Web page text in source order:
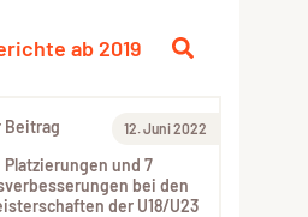
ab 2019
Beitrag 12. Juni 2022
Platzierungen und 7
bei den
der U18/U23